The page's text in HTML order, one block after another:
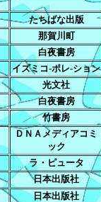
たちばな出版
那賀川町
白夜書房
イズミコ-ポレ-ション
光文社
白夜書房
竹書房
ＤＮＡメディアコミ
ック
ラ・ピュータ
日本出版社
日本出版社